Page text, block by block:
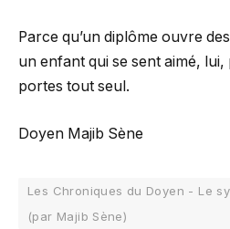
Parce qu’un diplôme ouvre
un enfant qui se sent aimé,
portes tout seul.
Doyen Majib Sène
Les Chroniques du Doyen - Le
(par Majib Sène)